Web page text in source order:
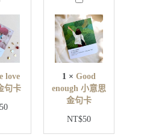
love
句卡
50
o
d
e
n
o
u
g
h
小
意
1 ×Good
enough 小意思
金句卡
NT$50